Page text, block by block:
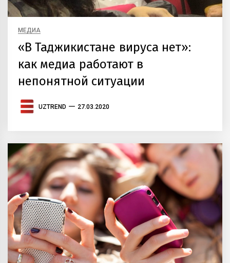
МЕДИА
«В Таджикистане вируса нет»:
как медиа работают в
непонятной ситуации
UZTREND 27.03.2020